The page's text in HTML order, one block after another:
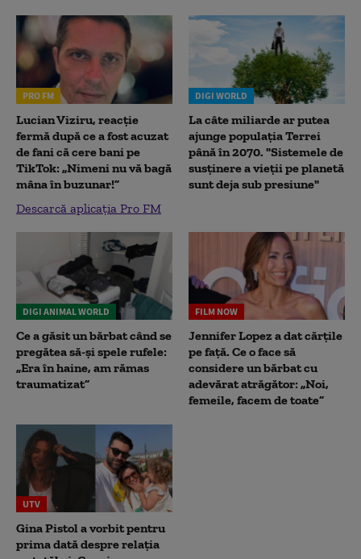
PRO FM
Lucian Viziru, reacție
fermă după ce a fost acuzat
de fani că cere bani pe
TikTok: „Nimeni nu vă bagă
mâna în buzunar!”
Descarcă aplicația Pro FM
DIGI WORLD
La câte miliarde ar putea
ajunge populația Terrei
până în 2070. "Sistemele de
susținere a vieții pe planetă
sunt deja sub presiune"
DIGI ANIMAL WORLD
Ce a găsit un bărbat când se
pregătea să-și spele rufele:
„Era în haine, am rămas
traumatizat”
FILM NOW
Jennifer Lopez a dat cărțile
pe față. Ce o face să
considere un bărbat cu
adevărat atrăgător: „Noi,
femeile, facem de toate”
UTV
Gina Pistol a vorbit pentru
prima dată despre relația